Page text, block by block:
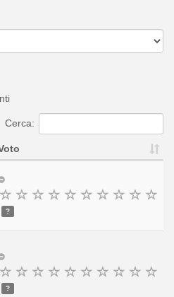
Cerca:
?
?